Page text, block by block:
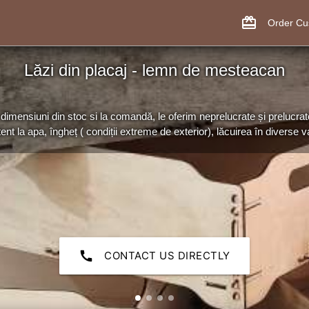
card_giftcard Order
call CONTACT US DIRECTLY
Lăzi din placaj - lemn de mesteacan
din stoc si la comandă, le oferim neprelucrate și
la apa, îngheț ( condiții extreme de exterior), lăcuirea în diverse